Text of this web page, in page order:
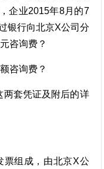
企业2015年8月的7
银行向北京X公司分
咨询费？
咨询费？
两套凭证及附后的详
票组成，由北京X公